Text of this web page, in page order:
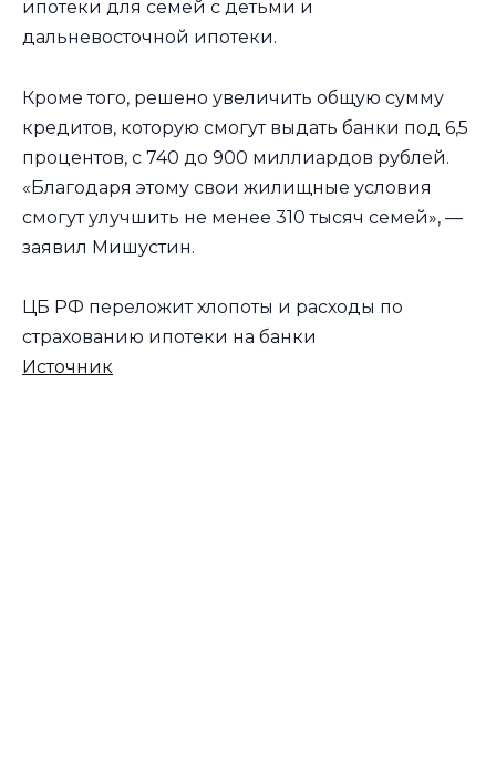
ипотеки для семей с детьми и
дальневосточной ипотеки.
Кроме того, решено увеличить общую сумму
кредитов, которую смогут выдать банки под 6,5
процентов, с 740 до 900 миллиардов рублей.
«Благодаря этому свои жилищные условия
смогут улучшить не менее 310 тысяч семей», —
заявил Мишустин.
ЦБ РФ переложит хлопоты и расходы по
страхованию ипотеки на банки
Источник